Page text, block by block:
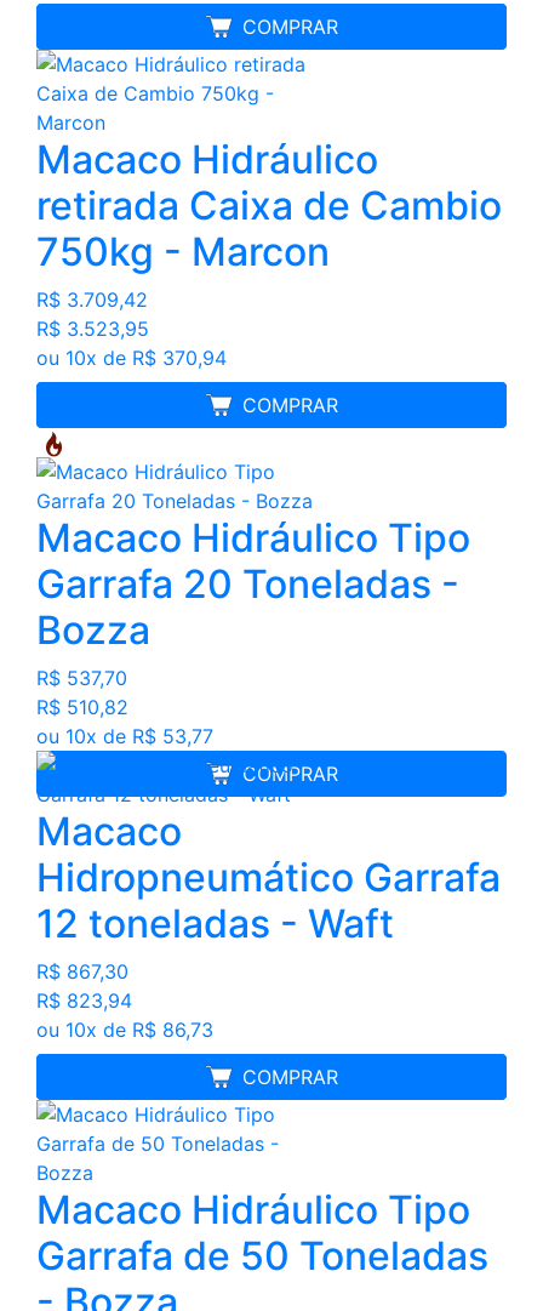
COMPRAR
MELHOR PREÇO
Macaco Hidráulico
retirada Caixa de Cambio
750kg - Marcon
R$ 3.709,42
R$ 3.523,95
ou 10x de R$ 370,94
COMPRAR
MELHOR PREÇO
Macaco Hidráulico Tipo
Garrafa 20 Toneladas -
Bozza
R$ 537,70
R$ 510,82
ou 10x de R$ 53,77
COMPRAR
Macaco
Hidropneumático Garrafa
12 toneladas - Waft
R$ 867,30
R$ 823,94
ou 10x de R$ 86,73
COMPRAR
MELHOR PREÇO
Macaco Hidráulico Tipo
Garrafa de 50 Toneladas